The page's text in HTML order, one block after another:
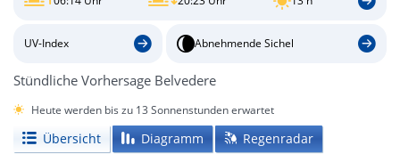
UV-Index Abnehmende Sichel
Stündliche Vorhersage Belvedere
Heute werden bis zu 13 Sonnenstunden erwartet
Übersicht Diagramm Regenradar